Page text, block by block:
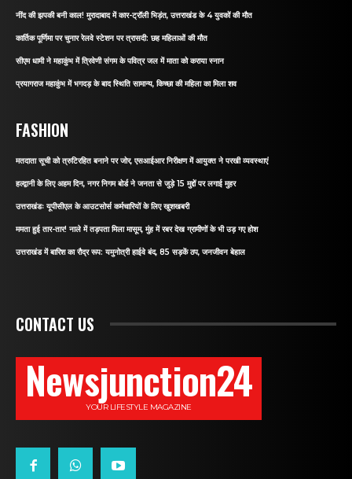
नींद की झपकी बनी काल! मुरादाबाद में कार-ट्रॉली भिड़ंत, उत्तराखंड के 4 युवकों की मौत
कार्तिक पूर्णिमा पर चुनार रेलवे स्टेशन पर त्रासदी: छह महिलाओं की मौत
सीएम धामी ने महाकुंभ में त्रिवेणी संगम के पवित्र जल में माता को कराया स्नान
प्रयागराज महाकुंभ में भगदड़ के बाद स्थिति सामान्य, किच्छा की महिला का मिला शव
FASHION
मतदाता सूची को त्रुटिरहित बनाने पर जोर, एसआईआर निरीक्षण में आयुक्त ने परखी व्यवस्थाएं
हल्द्वानी के लिए अहम दिन, नगर निगम बोर्ड ने जनता से जुड़े 15 मुद्दों पर लगाई मुहर
उत्तराखंडः यूपीसीएल के आउटसोर्स कर्मचारियों के लिए खुशखबरी
ममता हुई तार-तार! नाले में तड़पता मिला मासूम, मुंह में रबर देख ग्रामीणों के भी उड़ गए होश
उत्तराखंड में बारिश का रौद्र रूप: यमुनोत्री हाईवे बंद, 85 सड़कें ठप, जनजीवन बेहाल
CONTACT US
Newsjunction24
YOUR LIFESTYLE MAGAZINE